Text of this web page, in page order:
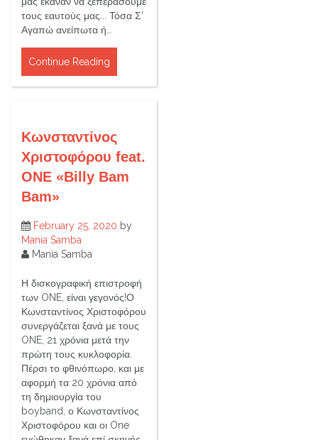
τους εαυτούς μας... Τόσα Σ’
Αγαπώ ανείπωτα ή…
Continue Reading
Κωνσταντίνος
Χριστοφόρου feat.
ONE «Billy Bam
Bam»
February 25, 2020 by
Mania Samba
Mania Samba
Η δισκογραφική επιστροφή
των ONE, είναι γεγονός!Ο
Κωνσταντίνος Χριστοφόρου
συνεργάζεται ξανά με τους
ONE, 21 χρόνια μετά την
πρώτη τους κυκλοφορία.
Πέρσι το φθινόπωρο, και με
αφορμή τα 20 χρόνια από
τη δημιουργία του
boyband, ο Κωνσταντίνος
Χριστοφόρου και οι One